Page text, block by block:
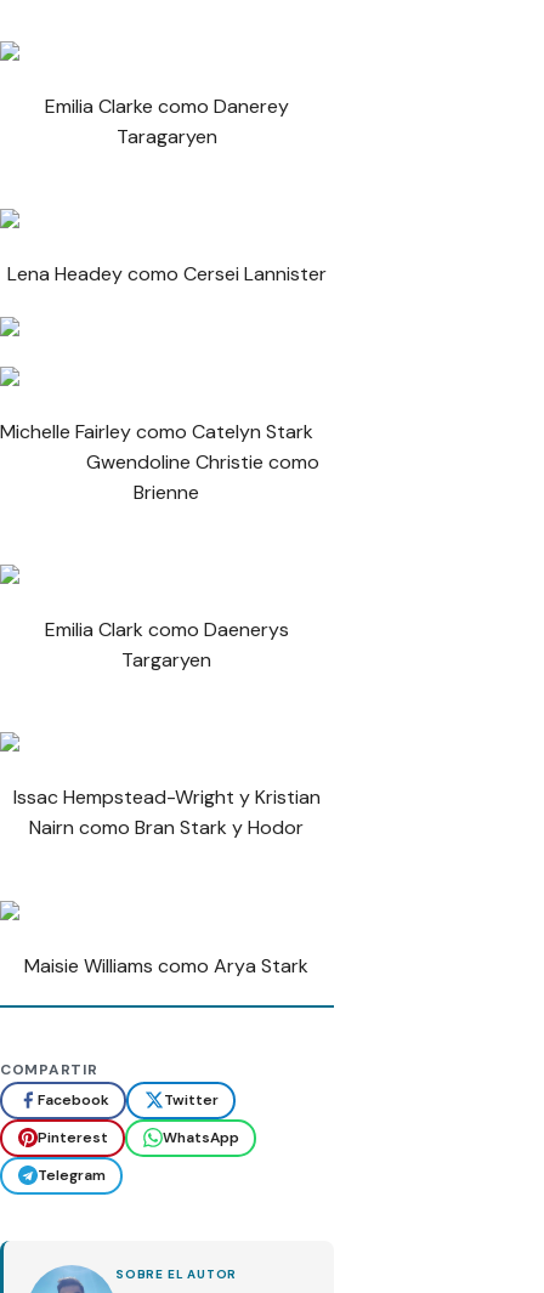
Emilia Clarke como Danerey
Taragaryen
Lena Headey como Cersei Lannister
Michelle Fairley como Catelyn Stark
Gwendoline Christie como
Brienne
Emilia Clark como Daenerys
Targaryen
Issac Hempstead-Wright y Kristian
Nairn como Bran Stark y Hodor
Maisie Williams como Arya Stark
COMPARTIR
Facebook
Twitter
Pinterest
WhatsApp
Telegram
SOBRE EL AUTOR